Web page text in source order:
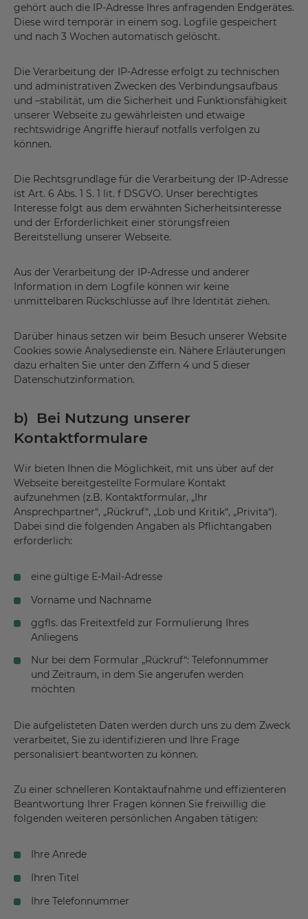
gehört auch die IP-Adresse Ihres anfragenden Endgerätes.
Diese wird temporär in einem sog. Logfile gespeichert
und nach 3 Wochen automatisch gelöscht.
Die Verarbeitung der IP-Adresse erfolgt zu technischen
und administrativen Zwecken des Verbindungsaufbaus
und –stabilität, um die Sicherheit und Funktionsfähigkeit
unserer Webseite zu gewährleisten und etwaige
rechtswidrige Angriffe hierauf notfalls verfolgen zu
können.
Die Rechtsgrundlage für die Verarbeitung der IP-Adresse
ist Art. 6 Abs. 1 S. 1 lit. f DSGVO. Unser berechtigtes
Interesse folgt aus dem erwähnten Sicherheitsinteresse
und der Erforderlichkeit einer störungsfreien
Bereitstellung unserer Webseite.
Aus der Verarbeitung der IP-Adresse und anderer
Information in dem Logfile können wir keine
unmittelbaren Rückschlüsse auf Ihre Identität ziehen.
Darüber hinaus setzen wir beim Besuch unserer Website
Cookies sowie Analysedienste ein. Nähere Erläuterungen
dazu erhalten Sie unter den Ziffern 4 und 5 dieser
Datenschutzinformation.
b) Bei Nutzung unserer
Kontaktformulare
Wir bieten Ihnen die Möglichkeit, mit uns über auf der
Webseite bereitgestellte Formulare Kontakt
aufzunehmen (z.B. Kontaktformular, „Ihr
Ansprechpartner“, „Rückruf“, „Lob und Kritik“, „Privita“).
Dabei sind die folgenden Angaben als Pflichtangaben
erforderlich:
eine gültige E-Mail-Adresse
Vorname und Nachname
ggfls. das Freitextfeld zur Formulierung Ihres
Anliegens
Nur bei dem Formular „Rückruf“: Telefonnummer
und Zeitraum, in dem Sie angerufen werden
möchten
Die aufgelisteten Daten werden durch uns zu dem Zweck
verarbeitet, Sie zu identifizieren und Ihre Frage
personalisiert beantworten zu können.
Zu einer schnelleren Kontaktaufnahme und effizienteren
Beantwortung Ihrer Fragen können Sie freiwillig die
folgenden weiteren persönlichen Angaben tätigen:
Ihre Anrede
Ihren Titel
Ihre Telefonnummer